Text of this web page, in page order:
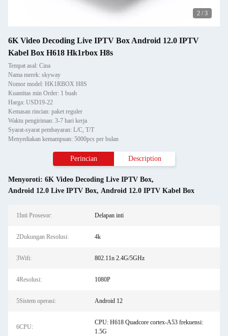
2 / 3
6K Video Decoding Live IPTV Box Android 12.0 IPTV
Kabel Box H618 Hk1rbox H8s
Tempat asal: Cina
Nama merek: skyway
Nomor model: HK1RBOX H8S
Kuantitas min Order: 1 buah
Harga: USD19-22
Kemasan rincian: paket reguler
Waktu pengiriman: 3-7 hari kerja
Syarat-syarat pembayaran: L/C, T/T
Menyediakan kemampuan: 5000pcs per bulan
Perincian Description
Menyoroti: 6K Video Decoding Live IPTV Box,
Android 12.0 Live IPTV Box, Android 12.0 IPTV Kabel Box
1Inti Prosesor: Delapan inti
2Dukungan Resolusi: 4k
3Wifi: 802.11n 2.4G/5GHz
4Resolusi: 1080P
5Sistem operasi: Android 12
6CPU:
CPU: H618 Quadcore cortex-A53 frekuensi:
1.5G